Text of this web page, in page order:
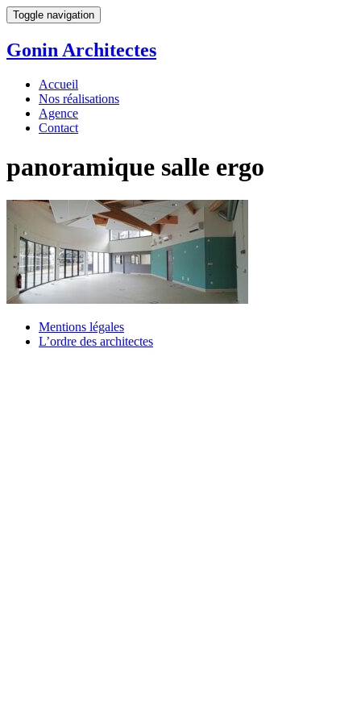
Toggle navigation
Gonin Architectes
Accueil
Nos réalisations
Agence
Contact
panoramique salle ergo
Mentions légales
L’ordre des architectes